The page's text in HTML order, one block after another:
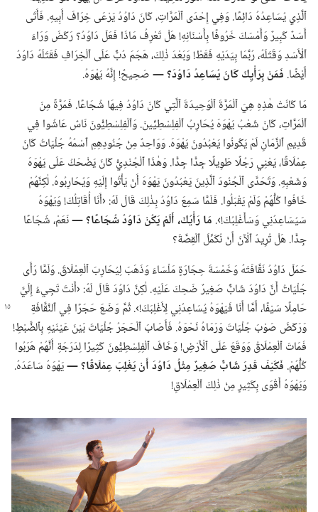
ٱلَّذِي يُسَاعِدُهُ دَائِمًا.‏ وَفِي إِحْدَى ٱلْمَرَّاتِ،‏ كَانَ دَاوُدُ يَرْعَى خِرَافَ أَبِيهِ.‏ فَأَتَى
أَسَدٌ كَبِيرٌ وَأَمْسَكَ خَرُوفًا بِأَسْنَانِهِ!‏ هَلْ تَعْرِفُ مَاذَا فَعَلَ دَاوُدُ؟‏ رَكَضَ وَرَاءَ
ٱلْأَسَدِ وَقَتَلَهُ،‏ رُبَّمَا بِيَدَيْهِ فَقَطْ!‏ وَبَعْدَ ذٰلِكَ،‏ هَجَمَ دُبٌّ عَلَى ٱلْخِرَافِ فَقَتَلَهُ دَاوُدُ
أَيْضًا.‏ فَمَنْ بِرَأْيِكَ كَانَ يُسَاعِدُ دَاوُدَ؟‏ —‏صَحِيحٌ!‏ إِنَّهُ يَهْوَهُ.‏
مَا كَانَتْ هٰذِهِ هِيَ ٱلْمَرَّةَ ٱلْوَحِيدَةَ ٱلَّتِي كَانَ دَاوُدُ فِيهَا شُجَاعًا.‏ فَمَرَّةً مِنَ
ٱلْمَرَّاتِ،‏ كَانَ شَعْبُ يَهْوَهَ يُحَارِبُ ٱلْفِلِسْطِيِّينَ.‏ وَٱلْفِلِسْطِيُّونَ نَاسٌ عَاشُوا فِي
قَدِيمِ ٱلزَّمَانِ لَمْ يَكُونُوا يَعْبُدُونَ يَهْوَهَ.‏ وَوَاحِدٌ مِنْ جُنُودِهِمِ ٱسْمُهُ جُلْيَاتُ كَانَ
عِمْلَاقًا،‏ يَعْنِي رَجُلًا طَوِيلًا جِدًّا جِدًّا.‏ وَهٰذَا ٱلْجُنْدِيُّ كَانَ يَضْحَكُ عَلَى يَهْوَهَ
وَشَعْبِهِ.‏ وَتَحَدَّى ٱلْجُنُودَ ٱلَّذِينَ يَعْبُدُونَ يَهْوَهَ أَنْ يَأْتُوا إِلَيْهِ وَيُحَارِبُوهُ.‏ لٰكِنَّهُمْ
خَافُوا كُلُّهُمْ وَلَمْ يَقْبَلُوا.‏ فَلَمَّا سَمِعَ دَاوُدُ بِذٰلِكَ قَالَ لَهُ:‏ ‹أَنَا أُقَاتِلُكَ!‏ وَيَهْوَهُ
سَيُسَاعِدُنِي وَسَأَغْلِبُكَ!‏›.‏ مَا رَأْيُكَ،‏ أَلَمْ يَكُنْ دَاوُدُ شُجَاعًا؟‏ —‏نَعَمْ،‏ شُجَاعًا
جِدًّا.‏ هَلْ تُرِيدُ ٱلْآنَ أَنْ نُكَمِّلَ ٱلْقِصَّةَ؟‏
حَمَلَ دَاوُدُ نَقَّافَتَهُ وَخَمْسَةَ حِجَارَةٍ مَلْسَاءَ وَذَهَبَ لِيُحَارِبَ ٱلْعِمْلَاقَ.‏ وَلَمَّا رَأَى
جُلْيَاتُ أَنَّ دَاوُدَ شَابٌّ صَغِيرٌ ضَحِكَ عَلَيْهِ.‏ لٰكِنَّ دَاوُدَ قَالَ لَهُ:‏ ‹أَنْتَ تَجِيءُ إِلَيَّ
حَامِلًا سَيْفًا،‏ أَمَّا أَنَا فَيَهْوَهُيُسَاعِدُنِي لِأَغْلِبَكَ!‏›.‏ ثُمَّ وَضَعَ حَجَرًا فِي ٱلنَّقَّافَةِ
وَرَكَضَ صَوْبَ جُلْيَاتَ وَرَمَاهُ نَحْوَهُ.‏ فَأَصَابَ ٱلْحَجَرُ جُلْيَاتَ بَيْنَ عَيْنَيْهِ بِٱلضَّبْطِ!‏
فَمَاتَ ٱلْعِمْلَاقُ وَوَقَعَ عَلَى ٱلْأَرْضِ!‏ وَخَافَ ٱلْفِلِسْطِيُّونَ كَثِيرًا لِدَرَجَةِ أَنَّهُمْ هَرَبُوا
كُلُّهُمْ.‏ فَكَيْفَ قَدِرَ شَابٌّ صَغِيرٌ مِثْلُ دَاوُدَ أَنْ يَغْلِبَ عِمْلَاقًا؟‏ —‏يَهْوَهُ سَاعَدَهُ.‏
وَيَهْوَهُ أَقْوَى بِكَثِيرٍ مِنْ ذٰلِكَ ٱلْعِمْلَاقِ!‏